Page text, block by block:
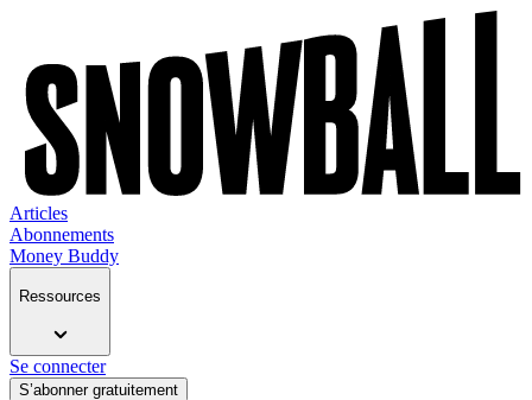
Articles
Abonnements
Money Buddy
Ressources
Se connecter
S’abonner gratuitement